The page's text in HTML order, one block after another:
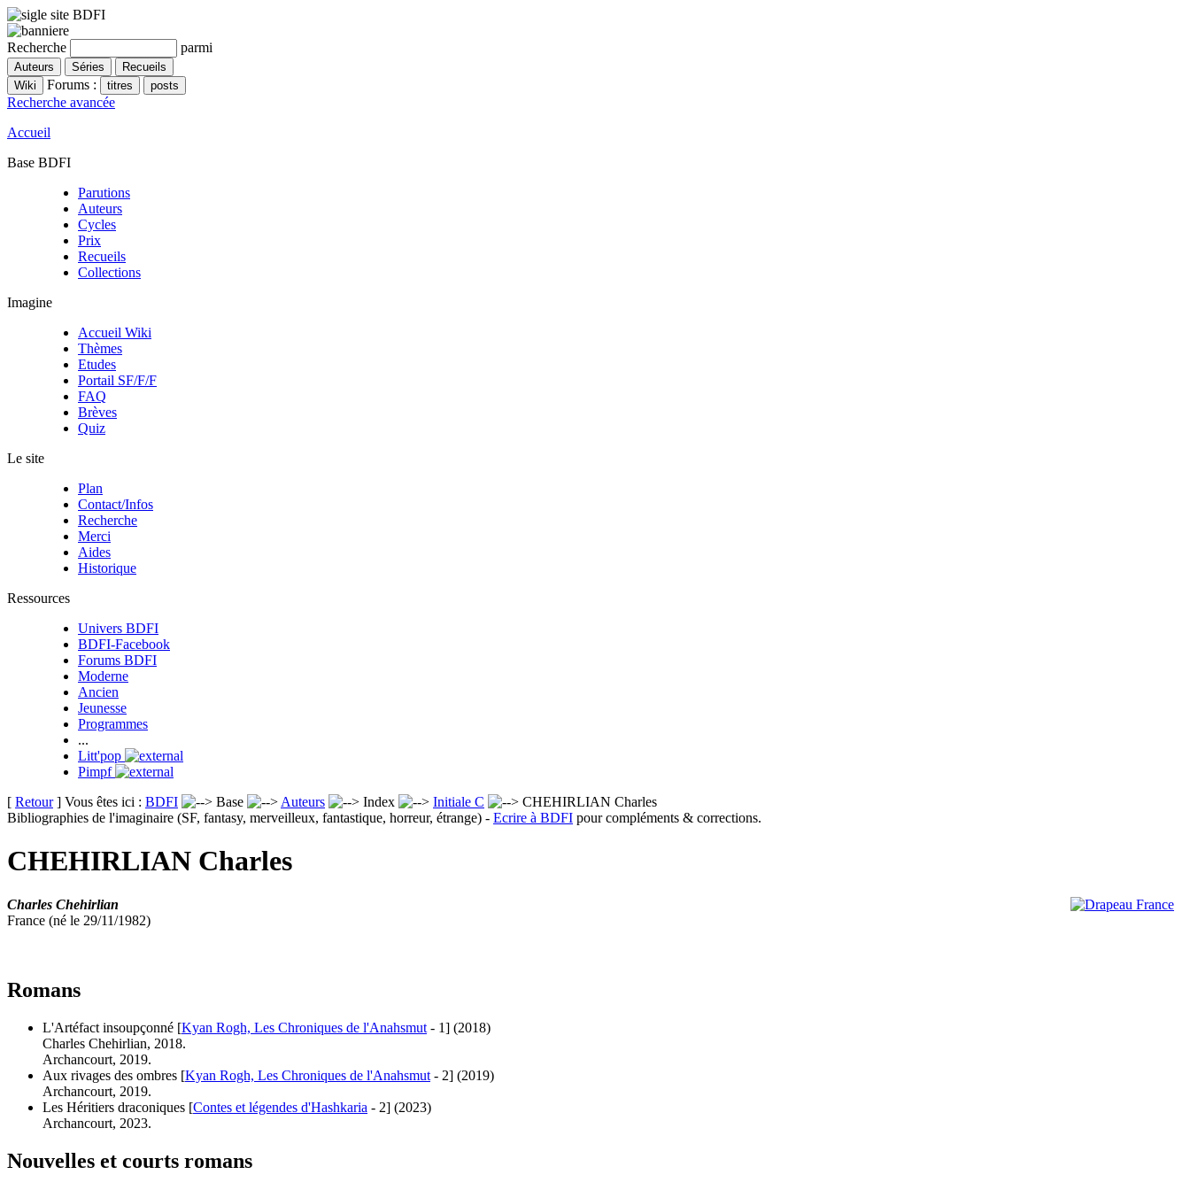
Recherche parmi
Forums :
Recherche avancée
Accueil
Base BDFI
Parutions
Auteurs
Cycles
Prix
Recueils
Collections
Imagine
Accueil Wiki
Thèmes
Etudes
Portail SF/F/F
FAQ
Brèves
Quiz
Le site
Plan
Contact/Infos
Recherche
Merci
Aides
Historique
Ressources
Univers BDFI
BDFI-Facebook
Forums BDFI
Moderne
Ancien
Jeunesse
Programmes
...
Litt'pop
Pimpf
[ Retour] Vous êtes ici : BDFI Base Auteurs Index Initiale C
CHEHIRLIAN Charles
Bibliographies de l'imaginaire (SF, fantasy, merveilleux, fantastique, horreur, étrange) - Ecrire à BDFI pour compléments & corrections.
CHEHIRLIAN Charles
Charles Chehirlian
France (né le 29/11/1982)
Romans
L'Artéfact insoupçonné [Kyan Rogh, Les Chroniques de l'Anahsmut - 1] (2018)
Charles Chehirlian, 2018.
Archancourt, 2019.
Aux rivages des ombres [Kyan Rogh, Les Chroniques de l'Anahsmut - 2] (2019)
Archancourt, 2019.
Les Héritiers draconiques [Contes et légendes d'Hashkaria - 2] (2023)
Archancourt, 2023.
Nouvelles et courts romans